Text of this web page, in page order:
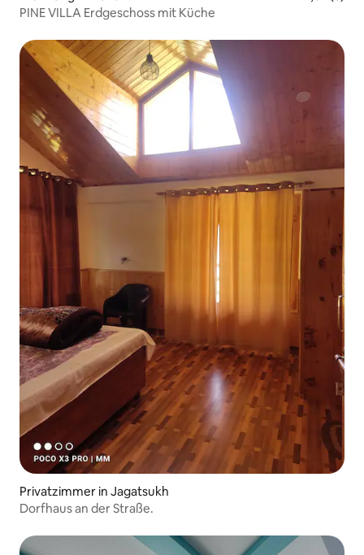
PINE VILLA Erdgeschoss mit Küche
Privatzimmer in Jagatsukh
Dorfhaus an der Straße.